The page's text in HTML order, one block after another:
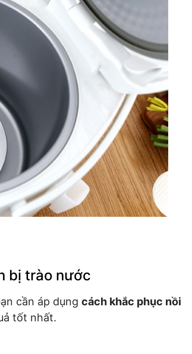
bị trào nước
cần áp dụng cách khắc phục nồi
tốt nhất.